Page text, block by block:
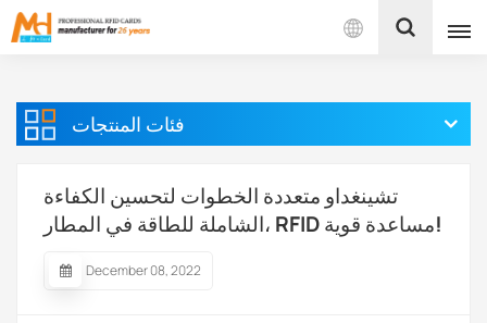
بالعربية
Français
Español
فئات المنتجات
تشينغداو متعددة الخطوات لتحسين الكفاءة
الشاملة للطاقة في المطار، RFID مساعدة قوية!
December 08, 2022